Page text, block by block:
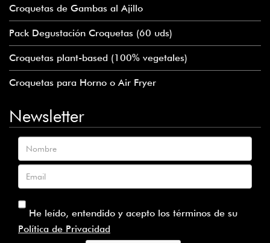
Croquetas de Gambas al Ajillo
Pack Degustación Croquetas (60 uds)
Croquetas plant-based (100% vegetales)
Croquetas para Horno o Air Fryer
Newsletter
Nombre
Email
He leído, entendido y acepto los términos de su
Política de Privacidad